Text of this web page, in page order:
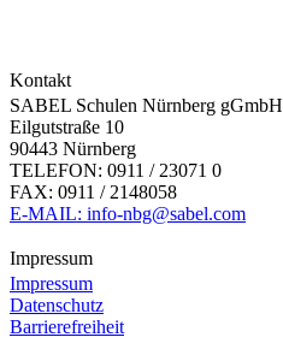
Kontakt
SABEL Schulen Nürnberg gGmbH
Eilgutstraße 10
90443 Nürnberg
TELEFON: 0911 / 23071 0
FAX: 0911 / 2148058
E-MAIL: info-nbg@sabel.com
Impressum
Impressum
Datenschutz
Barrierefreiheit